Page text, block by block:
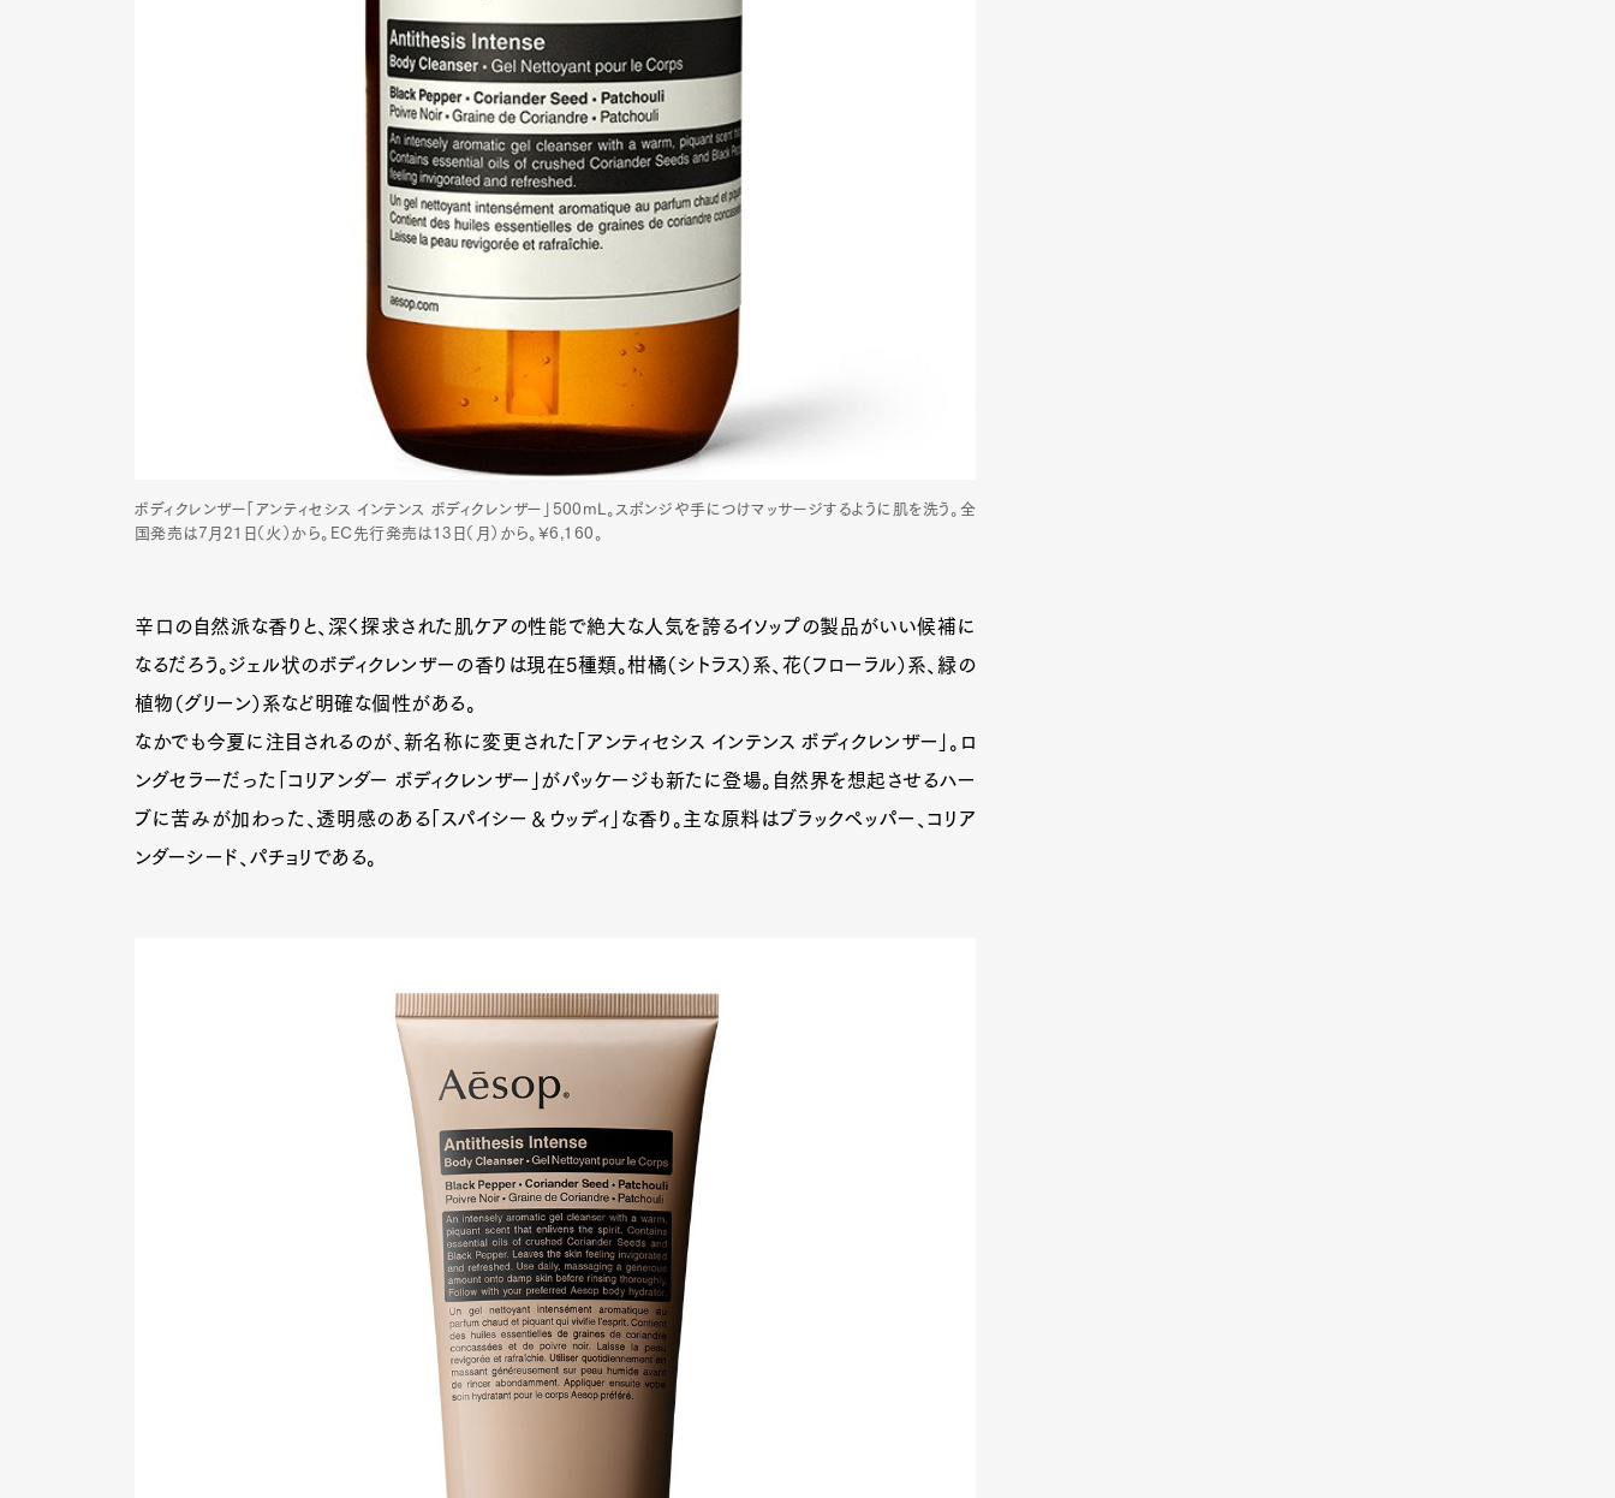
Pen Meet Pen international
ボディクレンザー「アンティセシス インテンス ボディクレンザー」500mL。スポンジや手につけマッサージするように肌を洗う。全
国発売は7月21日（火）から。EC先行発売は13日（月）から。¥6,160。
辛口の自然派な香りと、深く探求された肌ケアの性能で絶大な人気を誇るイソップの製品がいい候補に
なるだろう。ジェル状のボディクレンザーの香りは現在5種類。柑橘（シトラス）系、花（フローラル）系、緑の
植物（グリーン）系など明確な個性がある。
なかでも今夏に注目されるのが、新名称に変更された「アンティセシス インテンス ボディクレンザー」。ロ
ングセラーだった「コリアンダー ボディクレンザー」がパッケージも新たに登場。自然界を想起させるハー
ブに苦みが加わった、透明感のある「スパイシー＆ウッディ」な香り。主な原料はブラックペッパー、コリア
ンダーシード、パチョリである。